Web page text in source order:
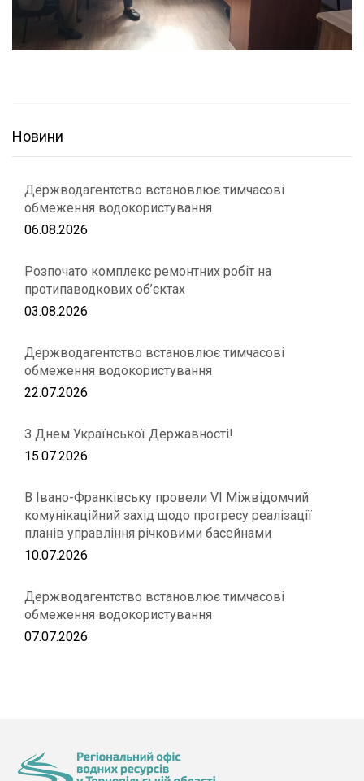
Новини
Держводагентство встановлює тимчасові
обмеження водокористування
06.08.2026
Розпочато комплекс ремонтних робіт на
протипаводкових об’єктах
03.08.2026
Держводагентство встановлює тимчасові
обмеження водокористування
22.07.2026
З Днем Української Державності!
15.07.2026
В Івано-Франківську провели VІ Міжвідомчий
комунікаційний захід щодо прогресу реалізації
планів управління річковими басейнами
10.07.2026
Держводагентство встановлює тимчасові
обмеження водокористування
07.07.2026